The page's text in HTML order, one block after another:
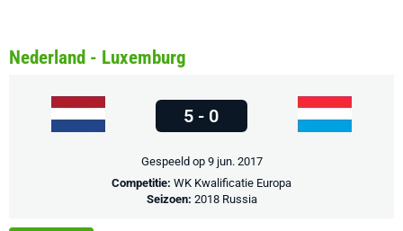
Nederland - Luxemburg
5 - 0
Gespeeld op 9 jun. 2017
Competitie: WK Kwalificatie Europa
Seizoen: 2018 Russia